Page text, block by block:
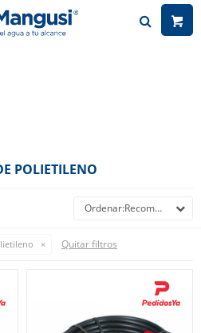
POLIETILENO
Recomendados
Quitar filtros